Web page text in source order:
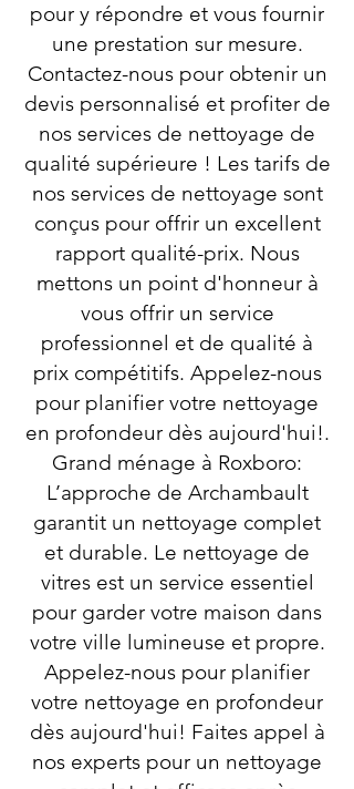
pour y répondre et vous fournir
une prestation sur mesure.
Contactez-nous pour obtenir un
devis personnalisé et profiter de
nos services de nettoyage de
qualité supérieure ! Les tarifs de
nos services de nettoyage sont
conçus pour offrir un excellent
rapport qualité-prix. Nous
mettons un point d'honneur à
vous offrir un service
professionnel et de qualité à
prix compétitifs. Appelez-nous
pour planifier votre nettoyage
en profondeur dès aujourd'hui!.
Grand ménage à Roxboro:
L’approche de Archambault
garantit un nettoyage complet
et durable. Le nettoyage de
vitres est un service essentiel
pour garder votre maison dans
votre ville lumineuse et propre.
Appelez-nous pour planifier
votre nettoyage en profondeur
dès aujourd'hui! Faites appel à
nos experts pour un nettoyage